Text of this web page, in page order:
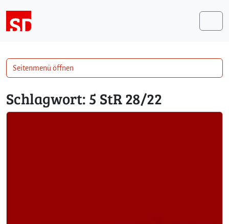
Schlagwort: 5 StR 28/22
Seitenmenü öffnen